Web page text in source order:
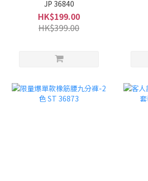
JP 36840
HK$199.00
HK$399.00